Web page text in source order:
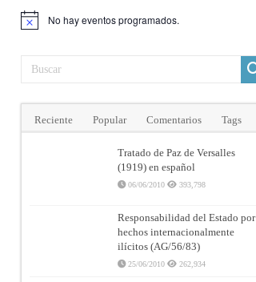
Aviso No hay eventos programados.
Reciente Popular Comentarios Tags
Tratado de Paz de Versalles
(1919) en español
06/06/2010 393,798
Responsabilidad del Estado por
hechos internacionalmente
ilícitos (AG/56/83)
25/06/2010 262,934